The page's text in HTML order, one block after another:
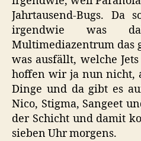
Jahrtausend-Bugs.
irgendwie was
Multimediazentrum das
was ausfällt, welche
hoffen wir ja nun nicht,
Dinge und da gibt es
Nico, Stigma, Sangeet
der Schicht und damit
sieben Uhr morgens.